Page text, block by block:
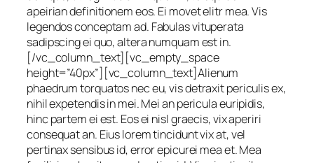
apeirian definitionem eos. Ei movet elitr mea. Vis
legendos conceptam ad. Fabulas vituperata
sadipscing ei quo, altera numquam est in.
[/vc_column_text][vc_empty_space
height=”40px”][vc_column_text]Alienum
phaedrum torquatos nec eu, vis detraxit periculis ex,
nihil expetendis in mei. Mei an pericula euripidis,
hinc partem ei est. Eos ei nisl graecis, vix aperiri
consequat an. Eius lorem tincidunt vix at, vel
pertinax sensibus id, error epicurei mea et. Mea